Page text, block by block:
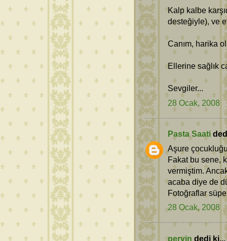
Kalp kalbe
desteğiyle), ve
Canım, harika
Ellerine sağlık
Sevgiler...
28 Ocak, 2008
Pasta Saati
Aşure
Fakat bu sene,
vermiştim.
acaba diye de
Fotoğraflar
28 Ocak, 2008
pervin dedi ki...